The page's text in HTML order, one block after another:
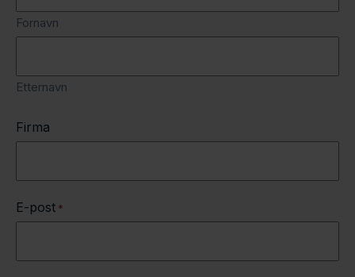
Fornavn
Etternavn
Firma
E-post *